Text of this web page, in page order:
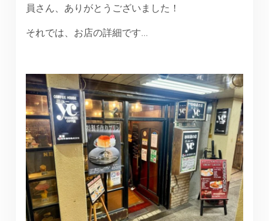
員さん、ありがとうございました！
それでは、お店の詳細です…